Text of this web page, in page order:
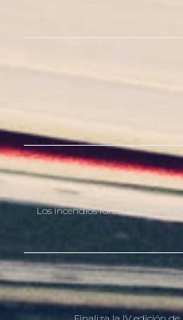
Los incendios forestales como